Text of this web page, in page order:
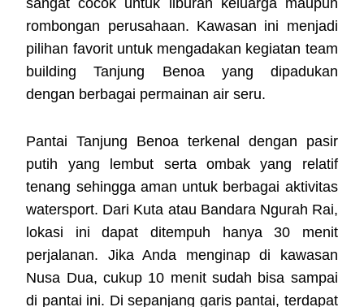
sangat cocok untuk liburan keluarga maupun
rombongan perusahaan. Kawasan ini menjadi
pilihan favorit untuk mengadakan kegiatan team
building Tanjung Benoa yang dipadukan
dengan berbagai permainan air seru.
Pantai Tanjung Benoa terkenal dengan pasir
putih yang lembut serta ombak yang relatif
tenang sehingga aman untuk berbagai aktivitas
watersport. Dari Kuta atau Bandara Ngurah Rai,
lokasi ini dapat ditempuh hanya 30 menit
perjalanan. Jika Anda menginap di kawasan
Nusa Dua, cukup 10 menit sudah bisa sampai
di pantai ini. Di sepanjang garis pantai, terdapat